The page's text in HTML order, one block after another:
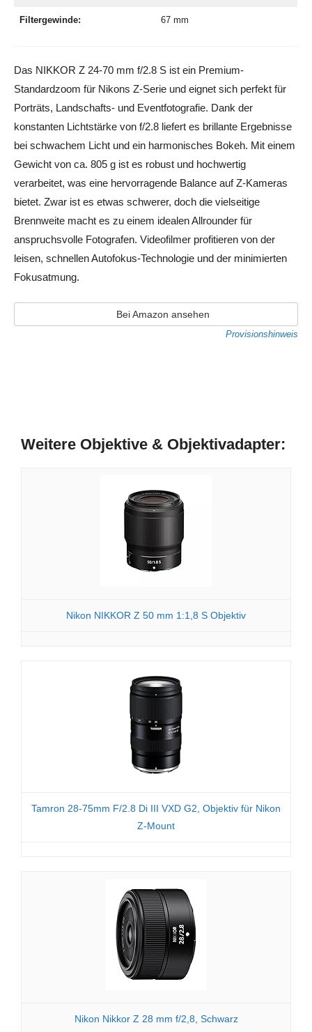
Filtergewinde: 67 mm
Das NIKKOR Z 24-70 mm f/2.8 S ist ein Premium-
Standardzoom für Nikons Z-Serie und eignet sich perfekt für
Porträts, Landschafts- und Eventfotografie. Dank der
konstanten Lichtstärke von f/2.8 liefert es brillante Ergebnisse
bei schwachem Licht und ein harmonisches Bokeh. Mit einem
Gewicht von ca. 805 g ist es robust und hochwertig
verarbeitet, was eine hervorragende Balance auf Z-Kameras
bietet. Zwar ist es etwas schwerer, doch die vielseitige
Brennweite macht es zu einem idealen Allrounder für
anspruchsvolle Fotografen. Videofilmer profitieren von der
leisen, schnellen Autofokus-Technologie und der minimierten
Fokusatmung.
Bei Amazon ansehen
Provisionshinweis
Weitere Objektive & Objektivadapter:
Nikon NIKKOR Z 50 mm 1:1,8 S Objektiv
Tamron 28-75mm F/2.8 Di III VXD G2, Objektiv für Nikon
Z-Mount
Nikon Nikkor Z 28 mm f/2,8, Schwarz